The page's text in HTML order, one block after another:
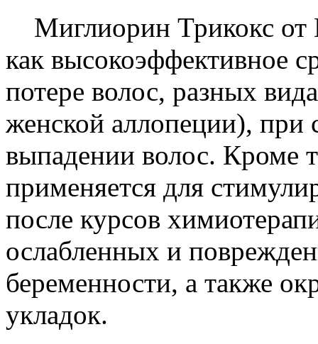
Миглиорин Трикокс от
как высокоэффективное
потере волос, разных
женской аллопеции), при
выпадении волос. Кроме
применяется для
после курсов
ослабленных и
беременности, а также
укладок.